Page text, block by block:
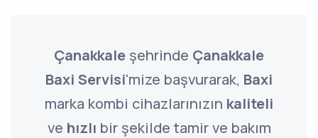
Çanakkale şehrinde Çanakkale
Baxi Servisi'mize başvurarak, Baxi
marka kombi cihazlarınızın kaliteli
ve hızlı bir şekilde tamir ve bakım